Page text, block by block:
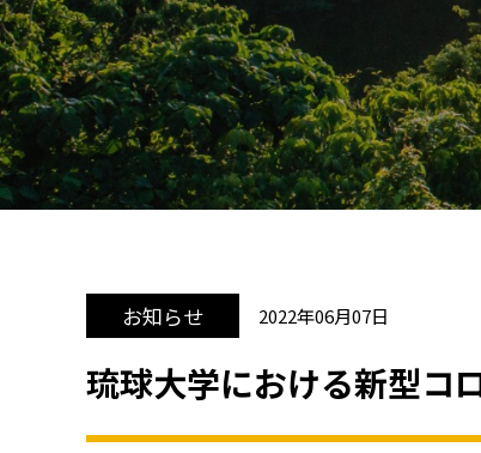
お知らせ 2022年06月07日
琉球大学における新型コ